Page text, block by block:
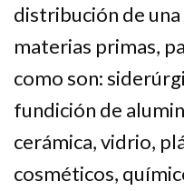
distribución de
materias primas,
como son:
fundición de
cerámica, vidrio,
cosméticos,